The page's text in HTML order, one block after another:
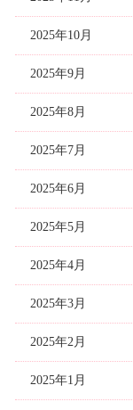
2025年10月
2025年9月
2025年8月
2025年7月
2025年6月
2025年5月
2025年4月
2025年3月
2025年2月
2025年1月